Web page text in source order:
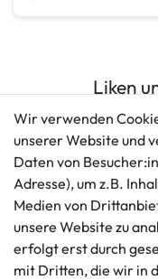
Liken
Kundenservice
+49 421 596586
Mo. - Fr. 9 - 16 Uhr
info@gameworld.de
Kontaktformular
Wir verwenden
unserer Website und
Daten von
Adresse), um z.B.
Medien von
unsere Website zu
erfolgt erst durch
mit Dritten, die wir in